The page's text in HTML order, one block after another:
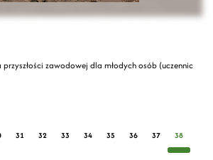
zawodowej dla młodych osób (uczennic
31 32 33 34 35 36 37 38